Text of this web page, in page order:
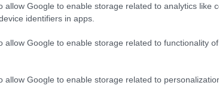
allow Google to enable storage related to analytics like
identifiers in apps.
allow Google to enable storage related to functionality
allow Google to enable storage related to